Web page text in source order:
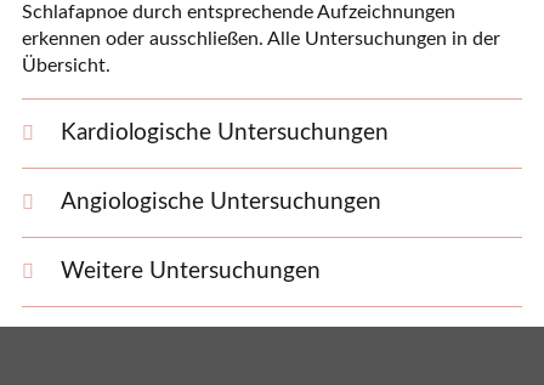
Schlafapnoe durch entsprechende Aufzeichnungen
erkennen oder ausschließen. Alle Untersuchungen in der
Übersicht.
Kardiologische Untersuchungen
Angiologische Untersuchungen
Weitere Untersuchungen